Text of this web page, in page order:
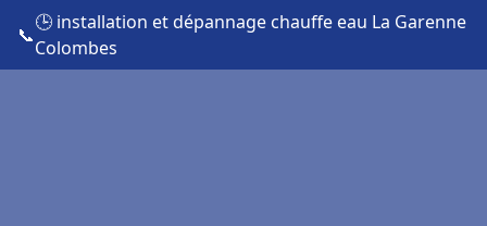
📞
🕒 installation et dépannage chauffe eau La Garenne
Colombes